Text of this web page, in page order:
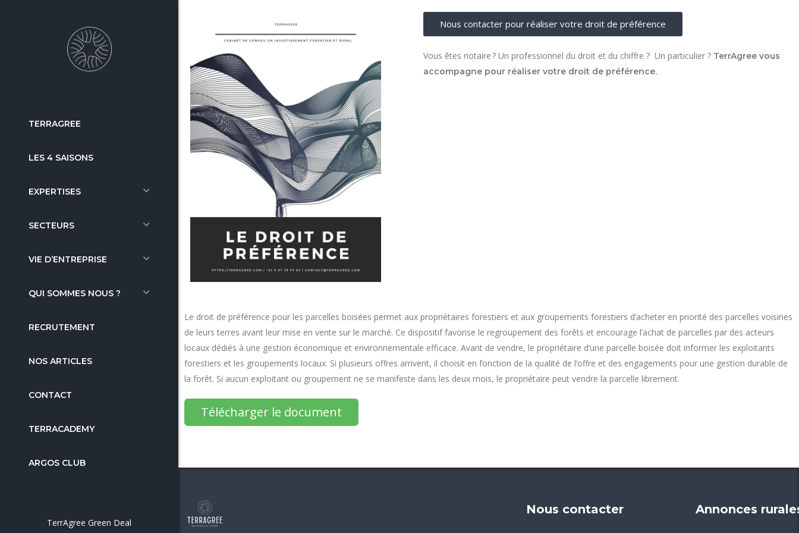
TERRAGREE
LES 4 SAISONS
EXPERTISES
SECTEURS
VIE D’ENTREPRISE
QUI SOMMES NOUS ?
RECRUTEMENT
NOS ARTICLES
CONTACT
TERRACADEMY
ARGOS CLUB
TerrAgree Green Deal
Nous contacter pour réaliser votre droit de préférence
Vous êtes notaire ? Un professionnel du droit et du chiffre ? Un particulier ? TerrAgree vous
accompagne pour réaliser votre droit de préférence.
Le droit de préférence pour les parcelles boisées permet aux propriétaires forestiers et aux groupements forestiers d’acheter en priorité des parcelles voisines
de leurs terres avant leur mise en vente sur le marché. Ce dispositif favorise le regroupement des forêts et encourage l’achat de parcelles par des acteurs
locaux dédiés à une gestion économique et environnementale efficace. Avant de vendre, le propriétaire d’une parcelle boisée doit informer les exploitants
forestiers et les groupements locaux. Si plusieurs offres arrivent, il choisit en fonction de la qualité de l’offre et des engagements pour une gestion durable de
la forêt. Si aucun exploitant ou groupement ne se manifeste dans les deux mois, le propriétaire peut vendre la parcelle librement.
Télécharger le document
Nous contacter Annonces